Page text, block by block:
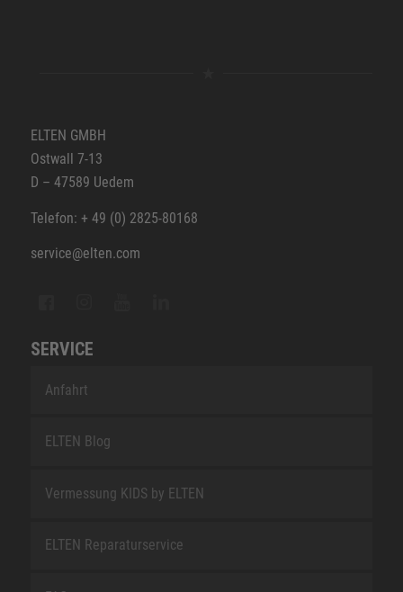
ELTEN GMBH
Ostwall 7-13
D – 47589 Uedem
Telefon: + 49 (0) 2825-80168
service@elten.com
SERVICE
Anfahrt
ELTEN Blog
Vermessung KIDS by ELTEN
ELTEN Reparaturservice